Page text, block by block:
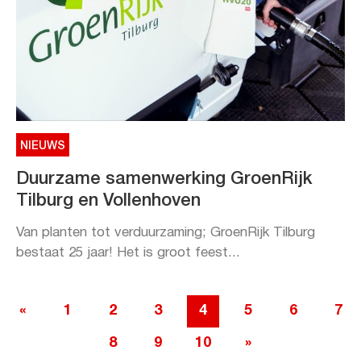
NIEUWS
Duurzame samenwerking GroenRijk
Tilburg en Vollenhoven
Van planten tot verduurzaming; GroenRijk Tilburg
bestaat 25 jaar! Het is groot feest...
« 1 2 3 4 5 6 7
8 9 10 »